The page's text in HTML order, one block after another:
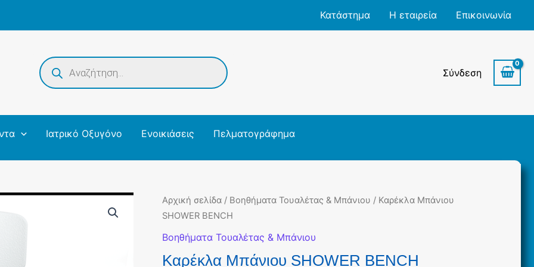
Κατάστημα Η εταιρεία Επικοινωνία
Products
search
Σύνδεση
Ιατρικό Οξυγόνο Ενοικιάσεις Πελματογράφημα
Αρχική σελίδα / Βοηθήματα Τουαλέτας & Μπάνιου / Καρέκλα Μπάνιου
SHOWER BENCH
Βοηθήματα Τουαλέτας & Μπάνιου
Καρέκλα Μπάνιου SHOWER BENCH